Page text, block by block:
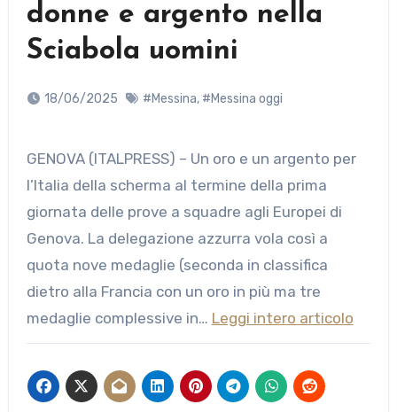
donne e argento nella
Sciabola uomini
18/06/2025 #Messina, #Messina oggi
GENOVA (ITALPRESS) – Un oro e un argento per
l’Italia della scherma al termine della prima
giornata delle prove a squadre agli Europei di
Genova. La delegazione azzurra vola così a
quota nove medaglie (seconda in classifica
dietro alla Francia con un oro in più ma tre
medaglie complessive in… Leggi intero articolo